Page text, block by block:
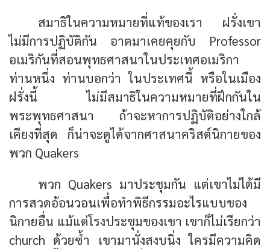
สมาธิในความหมายที่แท้ของเรา ฝรั่งเขา
ไม่มีการปฏิบัติกัน อาตมาเคยคุยกับ Professor
อเมริกันที่สอนพุทธศาสนาในประเทศอเมริกา
ท่านหนึ่ง ท่านบอกว่า ในประเทศนี้ หรือในเมือง
ฝรั่งนี้ ไม่มีสมาธิในความหมายที่ฝึกกันใน
พระพุทธศาสนา ถ้าจะหาการปฏิบัติอย่างใกล้
เคียงที่สุด ก็น่าจะดูได้จากศาสนาคริสต์นิกายของ
พวก Quakers
พวก Quakers มาประชุมกัน แต่เขาไม่ได้มี
การสวดอ้อนวอนเพื่อทำพิธีกรรมอะไรแบบของ
นิกายอื่น แม้แต่โรงประชุมของเขา เขาก็ไม่เรียกว่า
church ด้วยซ้ำ เขามานั่งสงบนิ่ง ใครมีความคิด